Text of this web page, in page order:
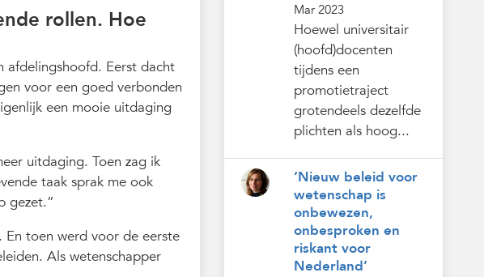
rollen. Hoe
afdelingshoofd. Eerst dacht
voor een goed verbonden
een mooie uitdaging
uitdaging. Toen zag ik
taak sprak me ook
gezet.
toen werd voor de eerste
Als wetenschapper
Mar 2023
Hoewel universitair
(hoofd)docenten
tijdens een
promotietraject
grotendeels dezelfde
plichten als hoog...
‘Nieuw beleid voor
wetenschap is
onbewezen,
onbesproken en
riskant voor
Nederland’